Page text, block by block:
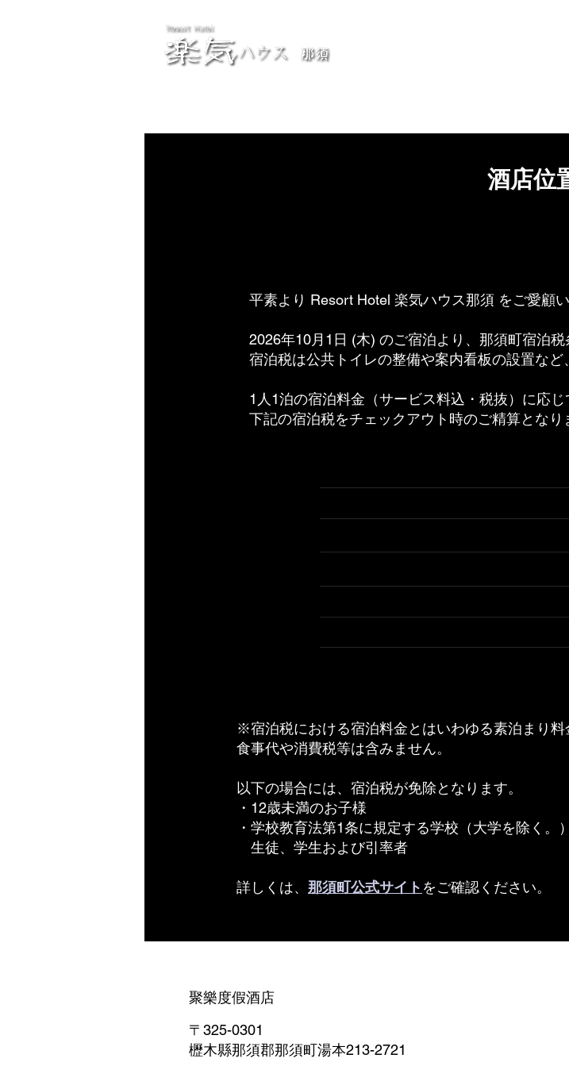
酒店位
平素より Resort Hotel 楽気ハウス那須 をご愛顧
2026年10月1日 (木) のご宿泊より、那須町宿泊
宿泊税は公共トイレの整備や案内看板の設置など、
1人1泊の宿泊料金（サービス料込・税抜）に応じ
下記の宿泊税をチェックアウト時のご精算となり
※宿泊税における宿泊料金とはいわゆる素泊まり料
食事代や消費税等は含みません。
以下の場合には、宿泊税が免除となります。
・12歳未満のお子様
・学校教育法第1条に規定する学校（大学を除く。
生徒、学生および引率者
詳しくは、 那須町公式サイト をご確認ください。
聚樂度假酒店
〒325-0301
櫪木縣那須郡那須町湯本213-2721